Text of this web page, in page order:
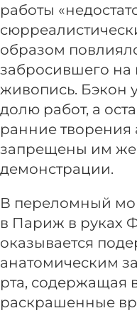
работы
образом
забросившего на
живопись. Бэкон
долю работ, а
ранние творения
запрещены им же
демонстрации.
В переломный
в Париж в руках
оказывается
анатомическим
рта, содержащая
раскрашенные